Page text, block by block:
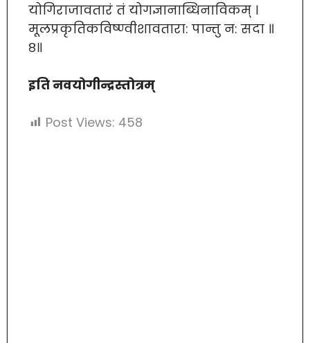
योगिराजावतारं तं योगज्ञानाब्धिनाविकम् ।
मूलप्रकृतिकविष्ण्वीशावतारा: पान्तु न: सदा ॥
८॥
इति नवयोगीन्द्रस्तोत्रम्
Post Views: 458